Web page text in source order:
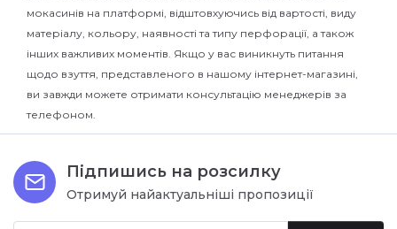
мокасинів на платформі, відштовхуючись від вартості, виду
матеріалу, кольору, наявності та типу перфорації, а також
інших важливих моментів. Якщо у вас виникнуть питання
щодо взуття, представленого в нашому інтернет-магазині,
ви завжди можете отримати консультацію менеджерів за
телефоном.
Підпишись на розсилку
Отримуй найактуальніші пропозиції